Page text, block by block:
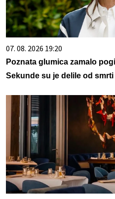
07. 08. 2026 19:20
Poznata glumica zamalo
Sekunde su je delile od smrti